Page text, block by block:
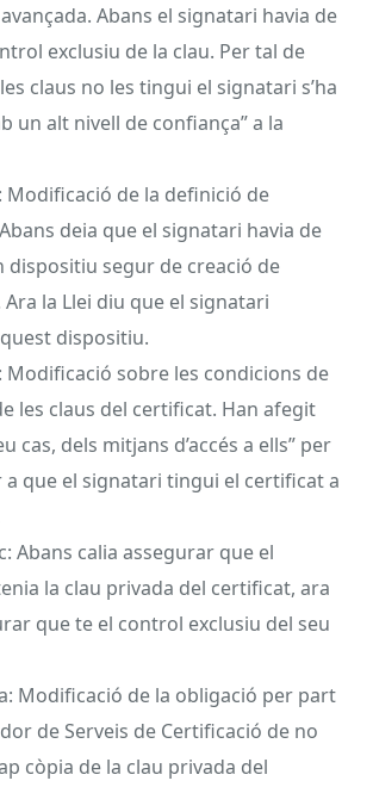
Abans el signatari havia de
exclusiu de la clau. Per tal de
claus no les tingui el signatari s’ha
un alt nivell de confiança” a la
Modificació de la definició de
deia que el signatari havia de
dispositiu segur de creació de
la Llei diu que el signatari
dispositiu.
Modificació sobre les condicions de
les claus del certificat. Han afegit
cas, dels mitjans d’accés a ells” per
a que el signatari tingui el certificat a
Abans calia assegurar que el
la clau privada del certificat, ara
que te el control exclusiu del seu
Modificació de la obligació per part
de Serveis de Certificació de no
còpia de la clau privada del